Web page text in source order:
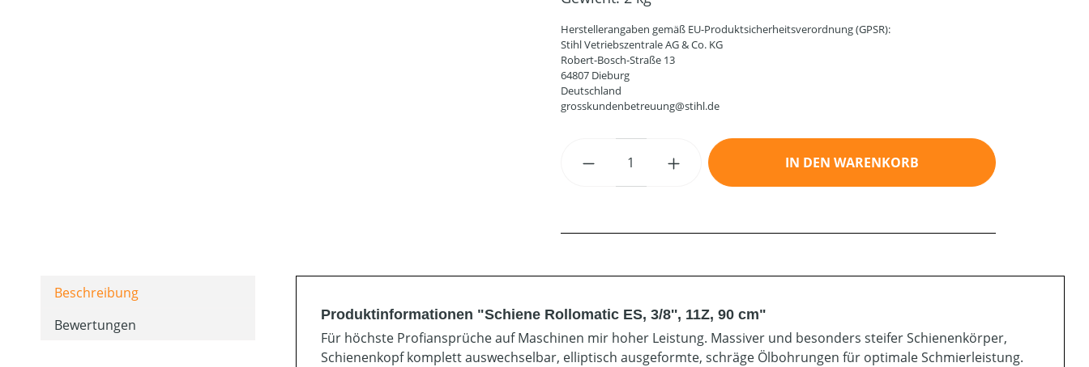
Herstellerangaben gemäß EU-Produktsicherheitsverordnung (GPSR):
Stihl Vetriebszentrale AG & Co. KG
Robert-Bosch-Straße 13
64807 Dieburg
Deutschland
grosskundenbetreuung@stihl.de
Produkt Anzahl: Gib den gewünschten Wert ein oder
IN DEN WARENKORB
Beschreibung
Bewertungen
Produktinformationen "Schiene Rollomatic ES, 3/8'', 11Z, 90 cm"
Für höchste Profiansprüche auf Maschinen mir hoher Leistung. Massiver und besonders steifer Schienenkörper,
Schienenkopf komplett auswechselbar, elliptisch ausgeformte, schräge Ölbohrungen für optimale Schmierleistung.